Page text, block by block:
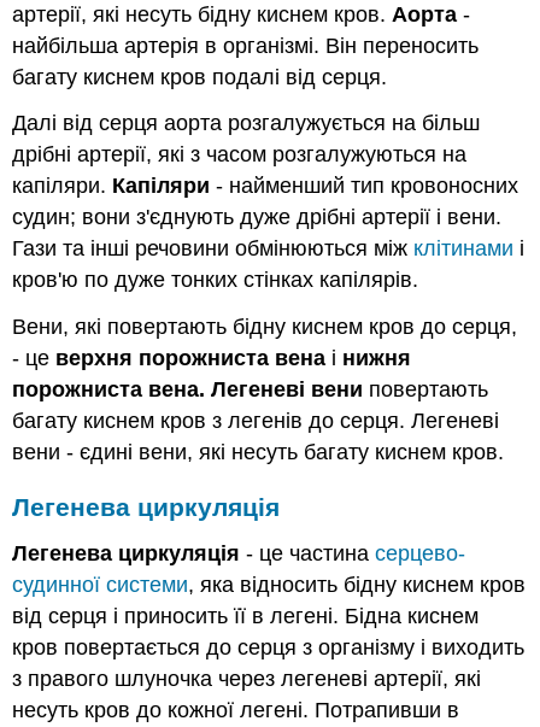
артерії, які несуть бідну киснем кров. Аорта -
найбільша артерія в організмі. Він переносить
багату киснем кров подалі від серця.
Далі від серця аорта розгалужується на більш
дрібні артерії, які з часом розгалужуються на
капіляри. Капіляри - найменший тип кровоносних
судин; вони з'єднують дуже дрібні артерії і вени.
Гази та інші речовини обмінюються між клітинами і
кров'ю по дуже тонких стінках капілярів.
Вени, які повертають бідну киснем кров до серця,
- це верхня порожниста вена і нижня
порожниста вена.Легеневі вени повертають
багату киснем кров з легенів до серця. Легеневі
вени - єдині вени, які несуть багату киснем кров.
Легенева циркуляція
Легенева циркуляція - це частинасерцево-
судинної системи, яка відносить бідну киснем кров
від серця і приносить її в легені. Бідна киснем
кров повертається до серця з організму і виходить
з правого шлуночка через легеневі артерії, які
несуть кров до кожної легені. Потрапивши в